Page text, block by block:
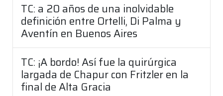
TC: a 20 años de una inolvidable
definición entre Ortelli, Di Palma y
Aventín en Buenos Aires
TC: ¡A bordo! Así fue la quirúrgica
largada de Chapur con Fritzler en la
final de Alta Gracia